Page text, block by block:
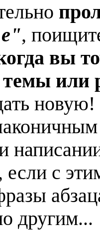
,
вы
темы или
с
другим...